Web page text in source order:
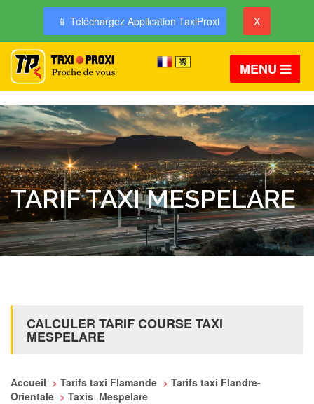
📱 Téléchargez Application TaxiProxi X
MENU
TARIF TAXI MESPELARE
CALCULER TARIF COURSE TAXI
MESPELARE
Accueil > Tarifs taxi Flamande > Tarifs taxi Flandre-
Orientale > Taxis Mespelare